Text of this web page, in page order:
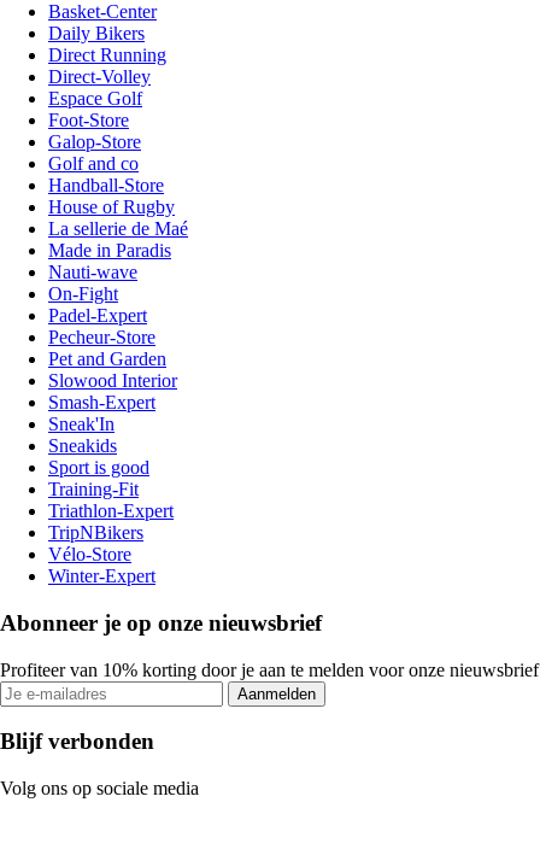
Basket-Center
Daily Bikers
Direct Running
Direct-Volley
Espace Golf
Foot-Store
Galop-Store
Golf and co
Handball-Store
House of Rugby
La sellerie de Maé
Made in Paradis
Nauti-wave
On-Fight
Padel-Expert
Pecheur-Store
Pet and Garden
Slowood Interior
Smash-Expert
Sneak'In
Sneakids
Sport is good
Training-Fit
Triathlon-Expert
TripNBikers
Vélo-Store
Winter-Expert
Abonneer je op onze nieuwsbrief
Profiteer van 10% korting door je aan te melden voor onze nieuwsbrief
Aanmelden
Blijf verbonden
Volg ons op sociale media